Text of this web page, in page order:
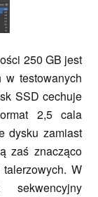
250 GB jest
w testowanych
SSD cechuje
2,5 cala
dysku zamiast
zaś znacząco
W
sekwencyjny